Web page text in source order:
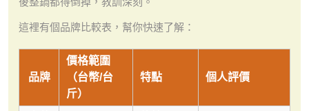
這裡有個品牌比較表，幫你快速了解：
品牌
價格範圍
（台幣/台
斤）
特點 個人評價